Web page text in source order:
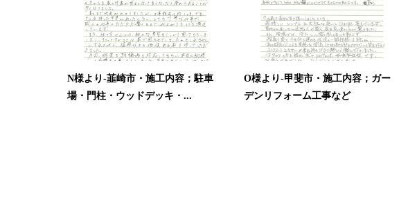
N様より-韮崎市・施工内容；駐車
場・門柱・ウッドデッキ・...
O様より-甲斐市・施工内容；ガー
デンリフォーム工事など